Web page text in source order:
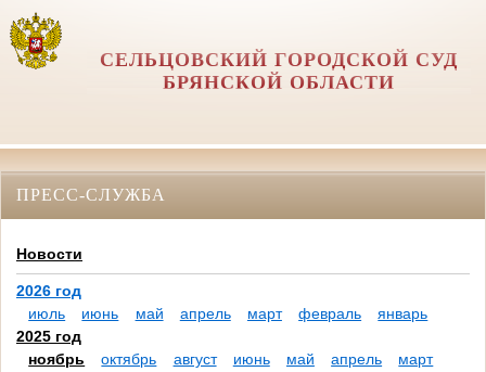
СЕЛЬЦОВСКИЙ ГОРОДСКОЙ СУД
БРЯНСКОЙ ОБЛАСТИ
ПРЕСС-СЛУЖБА
Новости
2026 год
июль
июнь май апрель март февраль
январь
2025 год
ноябрь
октябрь август июнь май апрель
март